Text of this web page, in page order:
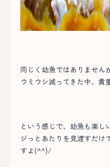
同じく幼魚ではありません
ウミウシ減ってきた中、貴
という感じで、幼魚も楽し
ジっとあたりを見渡すだけ
すよ(^^)/